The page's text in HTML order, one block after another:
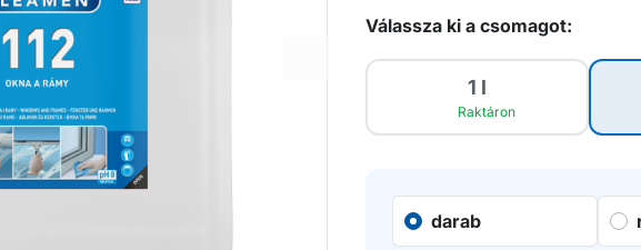
Válassza ki a csomagot:
1 l
Raktáron
darab